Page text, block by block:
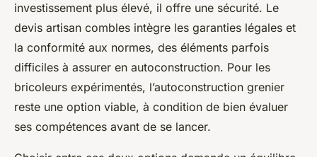
investissement plus élevé, il offre une sécurité. Le
devis artisan combles intègre les garanties légales et
la conformité aux normes, des éléments parfois
difficiles à assurer en autoconstruction. Pour les
bricoleurs expérimentés, l’autoconstruction grenier
reste une option viable, à condition de bien évaluer
ses compétences avant de se lancer.